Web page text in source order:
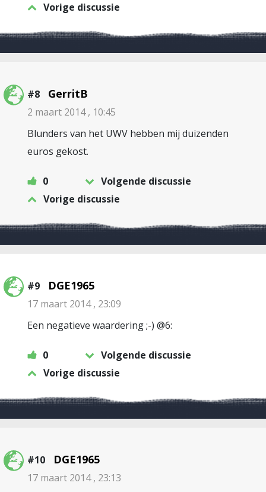
Vorige discussie
#8 GerritB
2 maart 2014 , 10:45
Blunders van het UWV hebben mij duizenden
euros gekost.
0
Volgende discussie
Vorige discussie
#9 DGE1965
17 maart 2014 , 23:09
Een negatieve waardering ;-) @6:
0
Volgende discussie
Vorige discussie
#10 DGE1965
17 maart 2014 , 23:13